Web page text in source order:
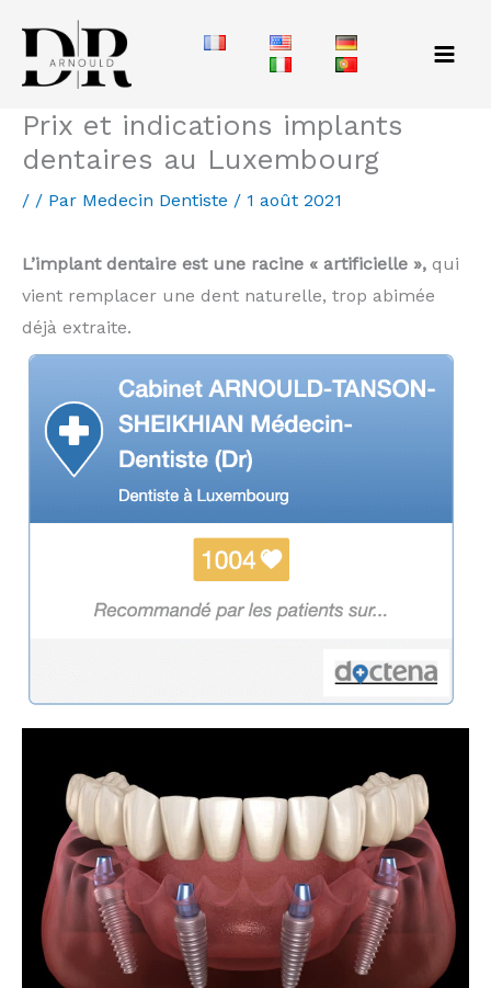
contenu
Prix et indications implants
dentaires au Luxembourg
/ / Par Medecin Dentiste / 1 août 2021
L’implant dentaire est une racine « artificielle », qui
vient remplacer une dent naturelle, trop abimée
déjà extraite.